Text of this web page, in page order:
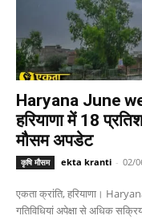
Haryana June
हरियाणा में 18
मौसम अपडेट
कृषि मौसम ekta kranti - 02/
एकता क्रांति, हरियाणा।
गतिविधियां अपेक्षा से अधिक